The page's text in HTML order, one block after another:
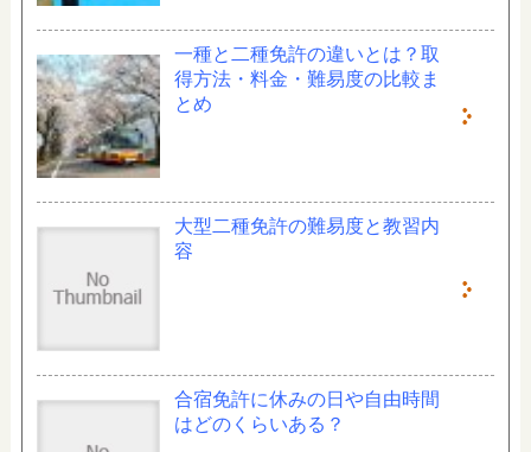
一種と二種免許の違いとは？取
得方法・料金・難易度の比較ま
とめ
大型二種免許の難易度と教習内
容
合宿免許に休みの日や自由時間
はどのくらいある？